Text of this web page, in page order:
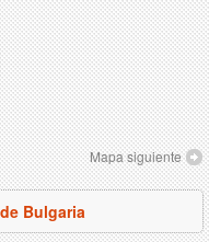
Mapa siguiente
Bulgaria